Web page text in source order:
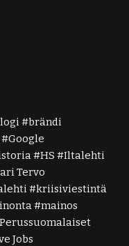
brändi
Google
HS
Iltalehti
Tervo
kriisiviestintä
mainos
Jobs